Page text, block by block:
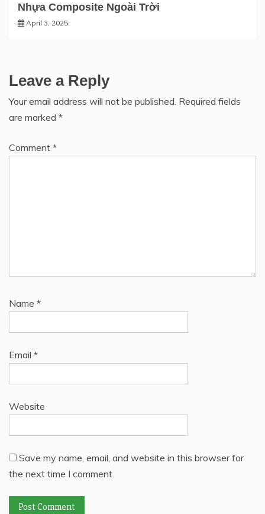
Nhựa Composite Ngoài Trời
April 3, 2025
Leave a Reply
Your email address will not be published. Required fields
are marked *
Comment *
Name *
Email *
Website
Save my name, email, and website in this browser for
the next time I comment.